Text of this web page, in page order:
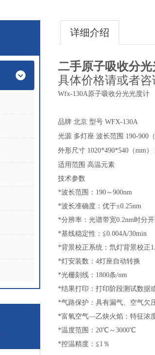
详细介绍
二手原子吸收分
具体价格请或者
Wfx-130A原子吸收分光光度计
品牌 北京 型号 WFX-130A
光源 多灯座 波长范围 190-900（
外形尺寸 1020*490*540（mm）
适用范围 高温元素
技术参数
*波长范围：190～900nm
*波长准确度：优于±0.25nm
*分辨率：光谱带宽0.2nm时分
*基线稳定性：≦0.004A/30min
*背景校正系统：氘灯背景校正
*灯安装数：4灯座自动转换
*光栅刻线：1800条/nm
*结果打印：打印阶段测试数据
*气路保护：具有漏气、空气欠
*富氧空气—乙炔火焰：特征浓
*温度范围：20℃～3000℃
*控温精度：≦1％